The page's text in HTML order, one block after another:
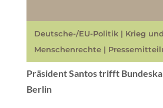
Deutsche-/EU-Politik| Krieg
Menschenrechte|
Präsident Santos trifft
Berlin